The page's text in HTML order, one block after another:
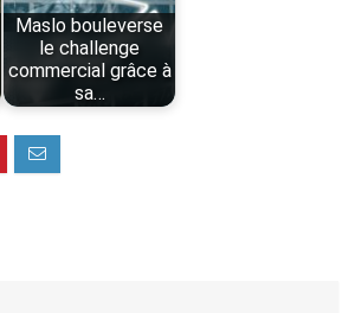
Maslo bouleverse
le challenge
commercial grâce à
sa…